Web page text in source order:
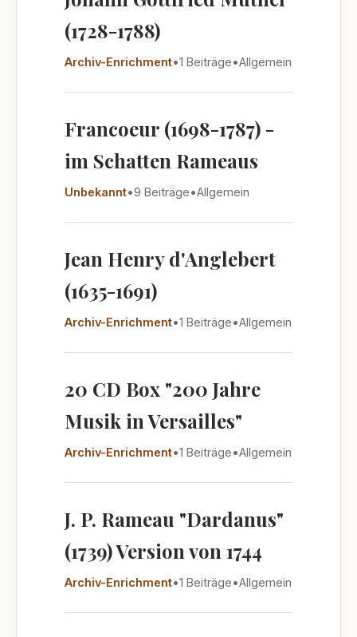
(1728-1788)
Archiv-Enrichment•1 Beiträge•Allgemein
Francoeur (1698-1787) -
im Schatten Rameaus
Unbekannt•9 Beiträge•Allgemein
Jean Henry d'Anglebert
(1635-1691)
Archiv-Enrichment•1 Beiträge•Allgemein
20 CD Box "200 Jahre
Musik in Versailles"
Archiv-Enrichment•1 Beiträge•Allgemein
J. P. Rameau "Dardanus"
(1739) Version von 1744
Archiv-Enrichment•1 Beiträge•Allgemein